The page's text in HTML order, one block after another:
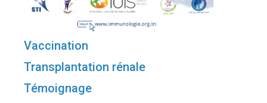
Vaccination
Transplantation rénale
Témoignage